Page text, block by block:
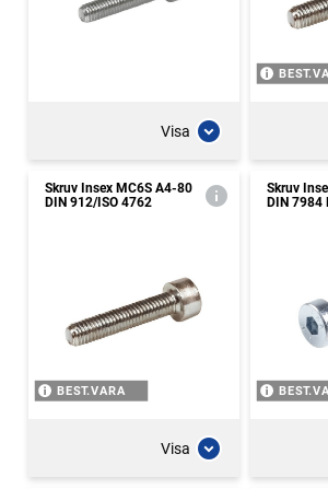
Visa
Skruv Insex MC6S A4-80
DIN 912/ISO 4762
BEST.VARA
Visa
Skruv
DIN 7984